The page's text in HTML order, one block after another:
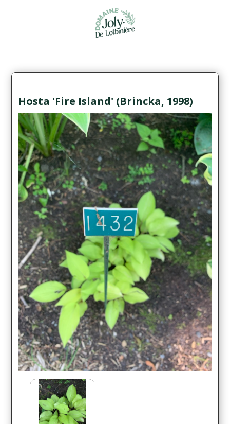
Hosta 'Fire Island' (Brincka, 1998)